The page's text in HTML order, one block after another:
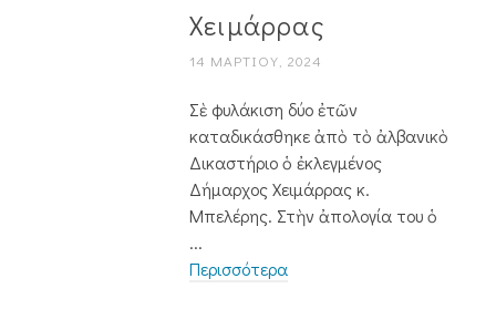
Χειμάρρας
14 ΜΑΡΤΊΟΥ, 2024
Σὲ φυλάκιση δύο ἐτῶν
καταδικάσθηκε ἀπὸ τὸ ἀλβανικὸ
Δικαστήριο ὁ ἐκλεγμένος
Δήμαρχος Χειμάρρας κ.
Μπελέρης. Στὴν ἀπολογία του ὁ
...
Περισσότερα